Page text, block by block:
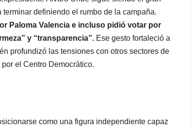
definiendo el rumbo de la campaña.
Paloma Valencia e incluso pidió votar por
y “transparencia”. Ese gesto fortaleció a
profundizó las tensiones con otros sectores de
el Centro Democrático.
como una figura independiente capaz